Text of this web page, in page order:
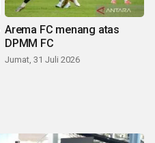
Arema FC menang atas
DPMM FC
Jumat, 31 Juli 2026